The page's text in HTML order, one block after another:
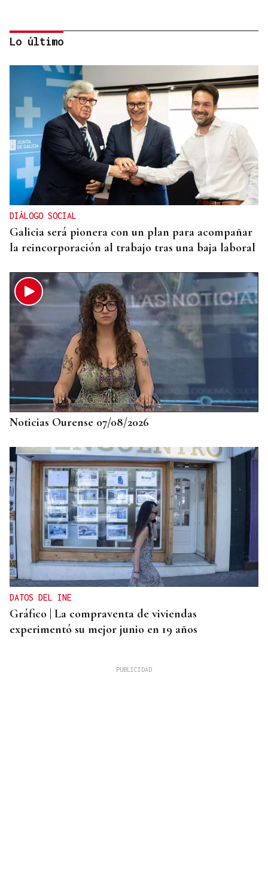
CANEDO
Un herido en la colisión entre dos coches en la
entrada a las termas de Outariz
Lo último
DIÁLOGO SOCIAL
Galicia será pionera con un plan para acompañar
la reincorporación al trabajo tras una baja laboral
Noticias Ourense 07/08/2026
DATOS DEL INE
Gráfico | La compraventa de viviendas
experimentó su mejor junio en 19 años